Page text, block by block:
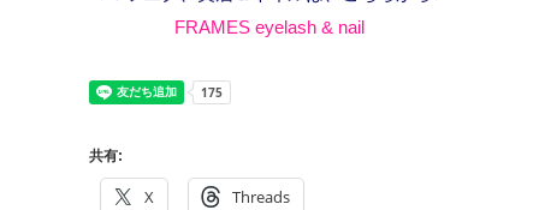
FRAMES eyelash & nail
共有:
X Threads